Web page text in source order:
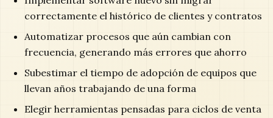
correctamente el histórico de clientes y contratos
Automatizar procesos que aún cambian con
frecuencia, generando más errores que ahorro
Subestimar el tiempo de adopción de equipos que
llevan años trabajando de una forma
Elegir herramientas pensadas para ciclos de venta